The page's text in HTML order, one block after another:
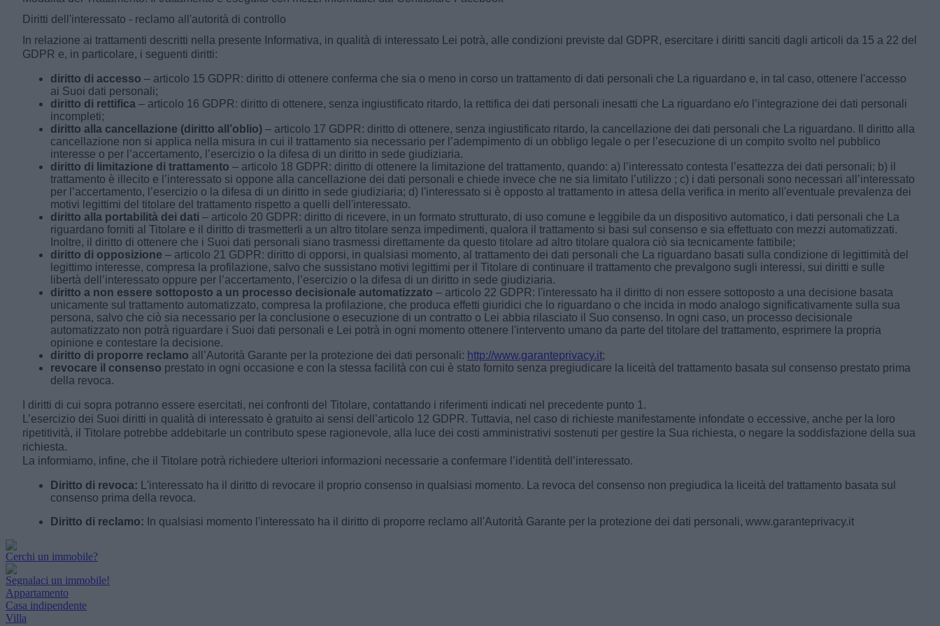
Diritti dell'interessato - reclamo all'autorità di controllo
In relazione ai trattamenti descritti nella presente Informativa, in qualità di interessato Lei potrà, alle condizioni previste dal GDPR, esercitare i diritti sanciti dagli articoli da 15 a 22 del
GDPR e, in particolare, i seguenti diritti:
diritto di accesso – articolo 15 GDPR: diritto di ottenere conferma che sia o meno in corso un trattamento di dati personali che La riguardano e, in tal caso, ottenere l'accesso
ai Suoi dati personali;
diritto di rettifica – articolo 16 GDPR: diritto di ottenere, senza ingiustificato ritardo, la rettifica dei dati personali inesatti che La riguardano e/o l’integrazione dei dati personali
incompleti;
diritto alla cancellazione (diritto all’oblio) – articolo 17 GDPR: diritto di ottenere, senza ingiustificato ritardo, la cancellazione dei dati personali che La riguardano. Il diritto alla
cancellazione non si applica nella misura in cui il trattamento sia necessario per l’adempimento di un obbligo legale o per l’esecuzione di un compito svolto nel pubblico
interesse o per l’accertamento, l’esercizio o la difesa di un diritto in sede giudiziaria.
diritto di limitazione di trattamento – articolo 18 GDPR: diritto di ottenere la limitazione del trattamento, quando: a) l’interessato contesta l’esattezza dei dati personali; b) il
trattamento è illecito e l’interessato si oppone alla cancellazione dei dati personali e chiede invece che ne sia limitato l’utilizzo ; c) i dati personali sono necessari all’interessato
per l’accertamento, l’esercizio o la difesa di un diritto in sede giudiziaria; d) l'interessato si è opposto al trattamento in attesa della verifica in merito all'eventuale prevalenza dei
motivi legittimi del titolare del trattamento rispetto a quelli dell'interessato.
diritto alla portabilità dei dati – articolo 20 GDPR: diritto di ricevere, in un formato strutturato, di uso comune e leggibile da un dispositivo automatico, i dati personali che La
riguardano forniti al Titolare e il diritto di trasmetterli a un altro titolare senza impedimenti, qualora il trattamento si basi sul consenso e sia effettuato con mezzi automatizzati.
Inoltre, il diritto di ottenere che i Suoi dati personali siano trasmessi direttamente da questo titolare ad altro titolare qualora ciò sia tecnicamente fattibile;
diritto di opposizione – articolo 21 GDPR: diritto di opporsi, in qualsiasi momento, al trattamento dei dati personali che La riguardano basati sulla condizione di legittimità del
legittimo interesse, compresa la profilazione, salvo che sussistano motivi legittimi per il Titolare di continuare il trattamento che prevalgono sugli interessi, sui diritti e sulle
libertà dell’interessato oppure per l’accertamento, l’esercizio o la difesa di un diritto in sede giudiziaria.
diritto a non essere sottoposto a un processo decisionale automatizzato – articolo 22 GDPR: l'interessato ha il diritto di non essere sottoposto a una decisione basata
unicamente sul trattamento automatizzato, compresa la profilazione, che produca effetti giuridici che lo riguardano o che incida in modo analogo significativamente sulla sua
persona, salvo che ciò sia necessario per la conclusione o esecuzione di un contratto o Lei abbia rilasciato il Suo consenso. In ogni caso, un processo decisionale
automatizzato non potrà riguardare i Suoi dati personali e Lei potrà in ogni momento ottenere l'intervento umano da parte del titolare del trattamento, esprimere la propria
opinione e contestare la decisione.
diritto di proporre reclamo all’Autorità Garante per la protezione dei dati personali: http://www.garanteprivacy.it;
revocare il consenso prestato in ogni occasione e con la stessa facilità con cui è stato fornito senza pregiudicare la liceità del trattamento basata sul consenso prestato prima
della revoca.
I diritti di cui sopra potranno essere esercitati, nei confronti del Titolare, contattando i riferimenti indicati nel precedente punto 1.
L’esercizio dei Suoi diritti in qualità di interessato è gratuito ai sensi dell’articolo 12 GDPR. Tuttavia, nel caso di richieste manifestamente infondate o eccessive, anche per la loro
ripetitività, il Titolare potrebbe addebitarle un contributo spese ragionevole, alla luce dei costi amministrativi sostenuti per gestire la Sua richiesta, o negare la soddisfazione della sua
richiesta.
La informiamo, infine, che il Titolare potrà richiedere ulteriori informazioni necessarie a confermare l’identità dell’interessato.
Diritto di revoca:
L'interessato ha il diritto di revocare il proprio consenso in qualsiasi momento. La revoca del consenso non pregiudica la liceità del trattamento basata sul
consenso prima della revoca.
Diritto di reclamo: In qualsiasi momento l'interessato ha il diritto di proporre reclamo all'Autorità Garante per la protezione dei dati personali, www.garanteprivacy.it
Cerchi un immobile?
Segnalaci un immobile!
Appartamento
Casa indipendente
Villa